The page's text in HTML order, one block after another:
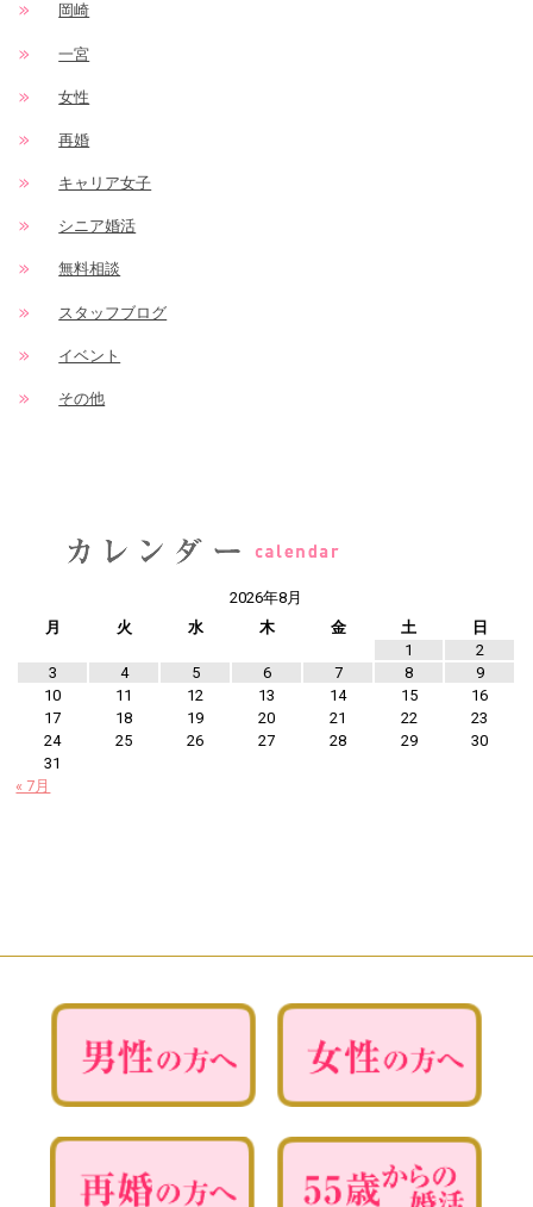
岡崎
一宮
女性
再婚
キャリア女子
シニア婚活
無料相談
スタッフブログ
イベント
その他
2026年8月
月
火 水 木 金 土
日
1
2
3
4 5 6 7 8
9
10
11 12 13 14 15
16
17
18 19 20 21 22
23
24
25 26 27 28 29
30
31
« 7月